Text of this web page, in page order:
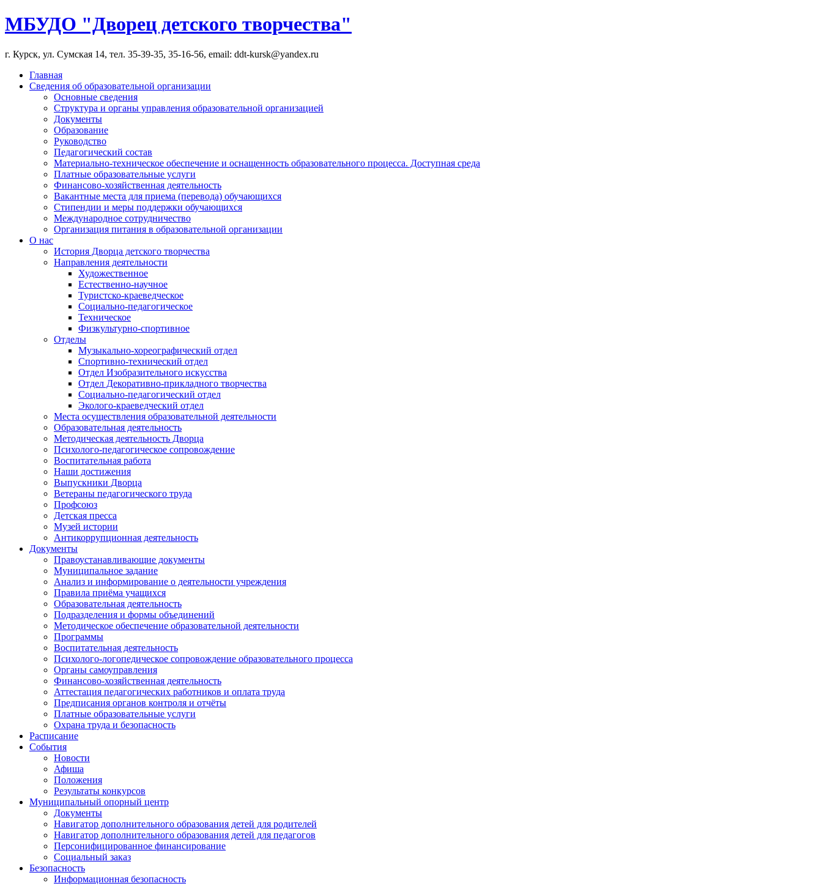
МБУДО "Дворец детского творчества"
г. Курск, ул. Сумская 14, тел. 35-39-35, 35-16-56, email: ddt-kursk@yandex.ru
Главная
Сведения об образовательной организации
Основные сведения
Структура и органы управления образовательной организацией
Документы
Образование
Руководство
Педагогический состав
Материально-техническое обеспечение и оснащенность образовательного процесса. Доступная среда
Платные образовательные услуги
Финансово-хозяйственная деятельность
Вакантные места для приема (перевода) обучающихся
Стипендии и меры поддержки обучающихся
Международное сотрудничество
Организация питания в образовательной организации
О нас
История Дворца детского творчества
Направления деятельности
Художественное
Естественно-научное
Туристско-краеведческое
Социально-педагогическое
Техническое
Физкультурно-спортивное
Отделы
Музыкально-хореографический отдел
Спортивно-технический отдел
Отдел Изобразительного искусства
Отдел Декоративно-прикладного творчества
Социально-педагогический отдел
Эколого-краеведческий отдел
Места осуществления образовательной деятельности
Образовательная деятельность
Методическая деятельность Дворца
Психолого-педагогическое сопровождение
Воспитательная работа
Наши достижения
Выпускники Дворца
Ветераны педагогического труда
Профсоюз
Детская пресса
Музей истории
Антикоррупционная деятельность
Документы
Правоустанавливающие документы
Муниципальное задание
Анализ и информирование о деятельности учреждения
Правила приёма учащихся
Образовательная деятельность
Подразделения и формы объединений
Методическое обеспечение образовательной деятельности
Программы
Воспитательная деятельность
Психолого-логопедическое сопровождение образовательного процесса
Органы самоуправления
Финансово-хозяйственная деятельность
Аттестация педагогических работников и оплата труда
Предписания органов контроля и отчёты
Платные образовательные услуги
Охрана труда и безопасность
Расписание
События
Новости
Афиша
Положения
Результаты конкурсов
Муниципальный опорный центр
Документы
Навигатор дополнительного образования детей для родителей
Навигатор дополнительного образования детей для педагогов
Персонифицированное финансирование
Социальный заказ
Безопасность
Информационная безопасность